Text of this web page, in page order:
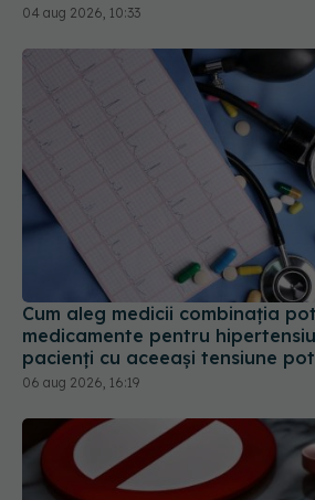
Cum aleg medicii combinația
medicamente pentru
pacienți cu aceeași tensiune
tratamente diferite
06 aug 2026, 16:19